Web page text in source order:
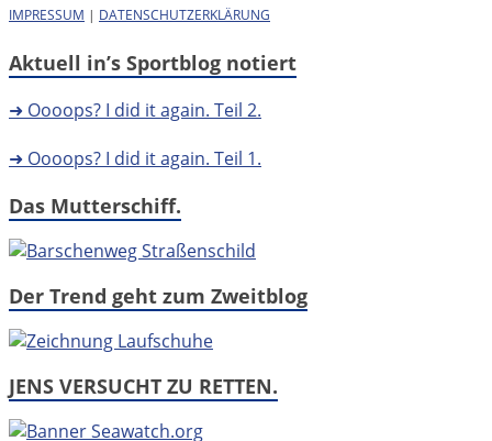
IMPRESSUM | DATENSCHUTZERKLÄRUNG
Aktuell in’s Sportblog notiert
➜ Oooops? I did it again. Teil 2.
➜ Oooops? I did it again. Teil 1.
Das Mutterschiff.
Der Trend geht zum Zweitblog
JENS VERSUCHT ZU RETTEN.